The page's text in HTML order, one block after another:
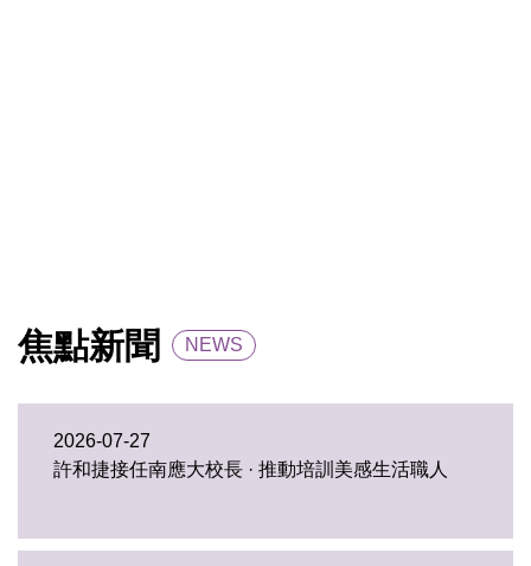
焦點新聞 NEWS
2026-07-27
許和捷接任南應大校長 · 推動培訓美感生活職人